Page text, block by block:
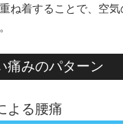
ね着することで、空
痛みのパターン
よる腰痛